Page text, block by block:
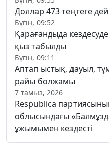
Доллар 473 теңгеге
Бүгін, 09:52
Қарағандыда
қыз табылды
Бүгін, 09:11
Аптап ыстық, дауыл,
райы болжамы
7 тамыз, 2026
Respublica
облысындағы
ұжымымен кездесті